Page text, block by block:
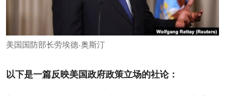
ENVIRONMENT AND HEALTH
IDEALS AND INSTITUTIONS
美国国防部长劳埃德·奥斯汀
以下是一篇反映美国政府政策立场的社论：